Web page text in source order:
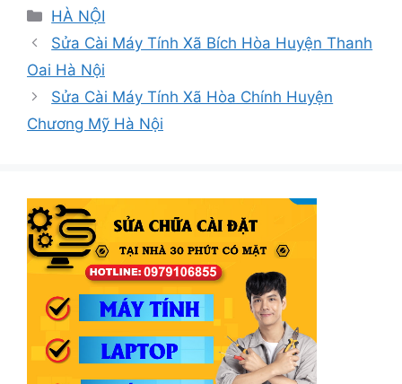
Danh
mục
HÀ NỘI
Sửa Cài Máy Tính Xã Bích Hòa Huyện Thanh
Oai Hà Nội
Sửa Cài Máy Tính Xã Hòa Chính Huyện
Chương Mỹ Hà Nội